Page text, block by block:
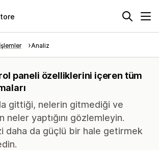
İşlemler Analiz
paneli özelliklerini içeren tüm
gittiği, nelerin gitmediği ve
neler yaptığını gözlemleyin.
daha da güçlü bir hale getirmek